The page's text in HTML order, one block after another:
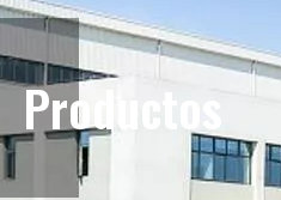
Productos